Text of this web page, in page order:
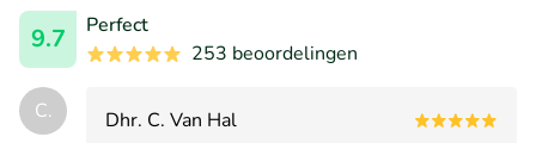
9.7
Perfect
253 beoordelingen
C.
Dhr. C. Van Hal